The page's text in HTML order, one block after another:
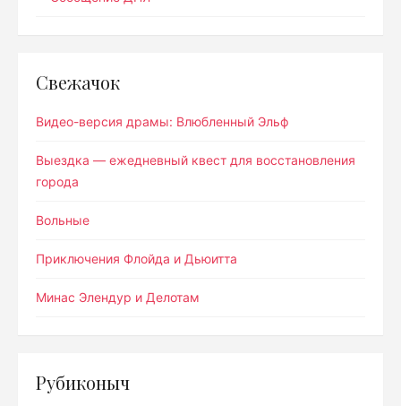
Свежачок
Видео-версия драмы: Влюбленный Эльф
Выездка — ежедневный квест для восстановления
города
Вольные
Приключения Флойда и Дьюитта
Минас Элендур и Делотам
Рубиконыч